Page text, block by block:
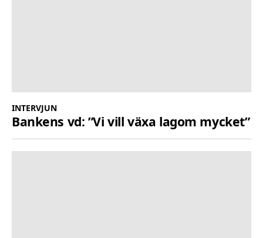
INTERVJUN
Bankens vd: ”Vi vill växa lagom mycket”